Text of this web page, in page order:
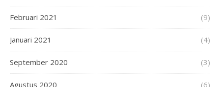
Februari 2021 (9)
Januari 2021 (4)
September 2020 (3)
Agustus 2020 (6)